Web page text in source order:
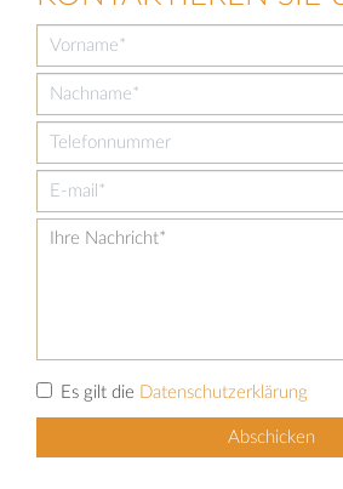
Es gilt die Datenschutzerklärung